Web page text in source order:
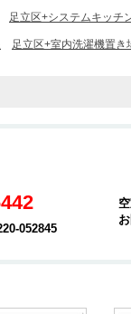
足立区+システムキッチ
足立区+室内洗濯機置き
052845